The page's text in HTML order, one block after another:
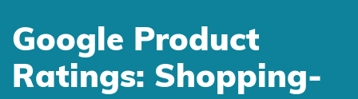
Google Product
Ratings: Shopping-